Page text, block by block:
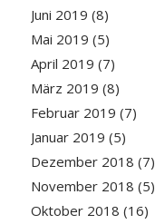
Juni 2019 (8)
Mai 2019 (5)
April 2019 (7)
März 2019 (8)
Februar 2019 (7)
Januar 2019 (5)
Dezember 2018 (7)
November 2018 (5)
Oktober 2018 (16)